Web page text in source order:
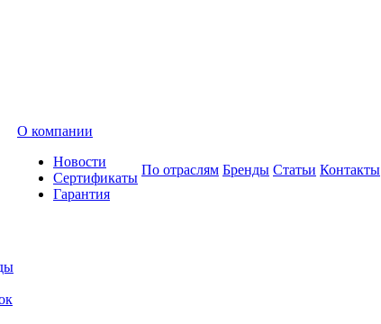
О компании
Новости
Сертификаты
Гарантия
По отраслям Бренды Статьи Контакты